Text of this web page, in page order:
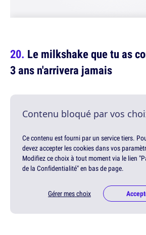
Le milkshake que tu as
3 ans n'arrivera jamais
Contenu bloqué par vos
Ce contenu est fourni par un service tiers.
devez accepter les cookies dans vos
Modifiez ce choix à tout moment via le lien
de la Confidentialité" en bas de page.
Gérer mes choix